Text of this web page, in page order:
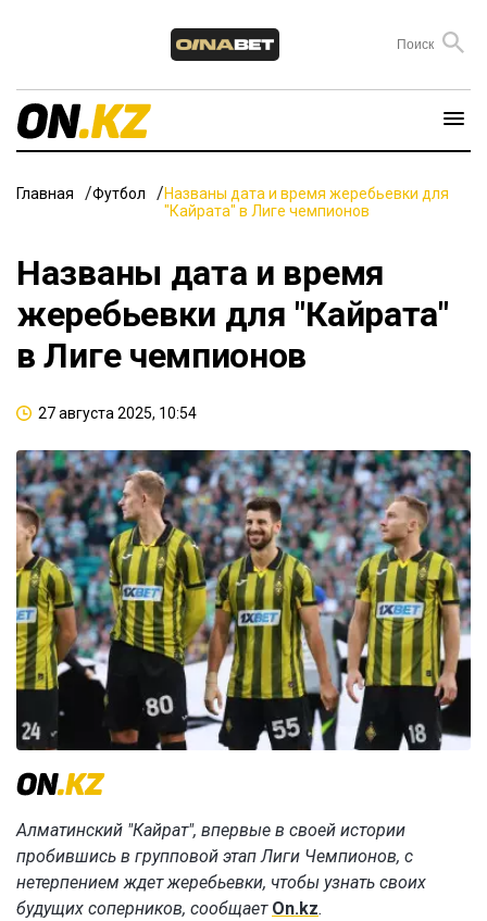
Главная Футбол
Названы дата и время жеребьевки для
"Кайрата" в Лиге чемпионов
Названы дата и время
жеребьевки для "Кайрата"
в Лиге чемпионов
27 августа 2025, 10:54
Алматинский "Кайрат", впервые в своей истории
пробившись в групповой этап Лиги Чемпионов, с
нетерпением ждет жеребьевки, чтобы узнать своих
будущих соперников, сообщает On.kz.